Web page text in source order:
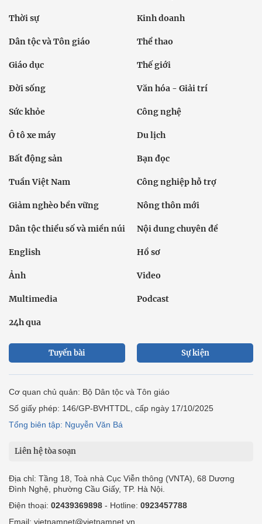
Thời sự Kinh doanh
Dân tộc và Tôn giáo Thể thao
Giáo dục Thế giới
Đời sống Văn hóa - Giải trí
Sức khỏe Công nghệ
Ô tô xe máy Du lịch
Bất động sản Bạn đọc
Tuần Việt Nam Công nghiệp hỗ trợ
Giảm nghèo bền vững Nông thôn mới
Dân tộc thiểu số và miền núi Nội dung chuyên đề
English Hồ sơ
Ảnh Video
Multimedia Podcast
24h qua
Tuyến bài Sự kiện
Cơ quan chủ quản: Bộ Dân tộc và Tôn giáo
Số giấy phép: 146/GP-BVHTTDL, cấp ngày 17/10/2025
Tổng biên tập: Nguyễn Văn Bá
Liên hệ tòa soạn
Địa chỉ: Tầng 18, Toà nhà Cục Viễn thông (VNTA), 68 Dương
Đình Nghệ, phường Cầu Giấy, TP. Hà Nội.
Điện thoại: 02439369898 - Hotline: 0923457788
Email: vietnamnet@vietnamnet.vn